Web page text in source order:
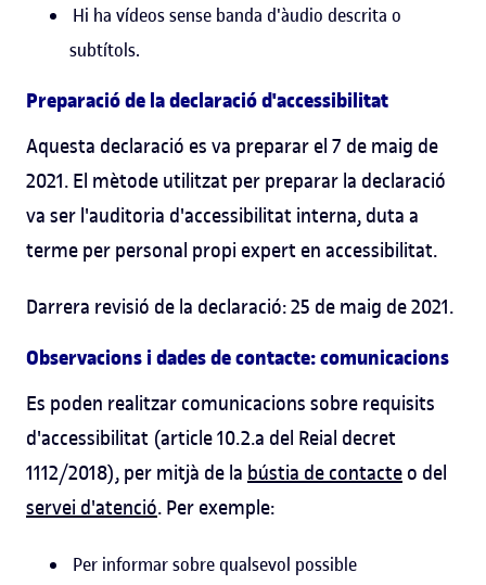
Hi ha vídeos sense banda d'àudio descrita o
subtítols.
Preparació de la declaració d'accessibilitat
Aquesta declaració es va preparar el 7 de maig de
2021. El mètode utilitzat per preparar la declaració
va ser l'auditoria d'accessibilitat interna, duta a
terme per personal propi expert en accessibilitat.
Darrera revisió de la declaració: 25 de maig de 2021.
Observacions i dades de contacte: comunicacions
Es poden realitzar comunicacions sobre requisits
d'accessibilitat (article 10.2.a del Reial decret
1112/2018), per mitjà de la bústia de contacte o del
servei d'atenció. Per exemple:
Per informar sobre qualsevol possible